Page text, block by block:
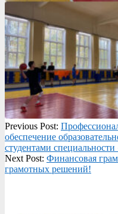
2023-
10-
26
Previous Post:
обеспечение
студентами
Next Post: Финансовая
грамотных решений!